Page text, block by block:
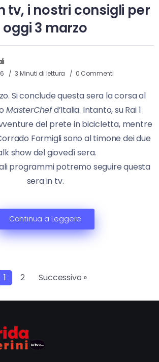
tv, i nostri consigli per
oggi 3 marzo
3 Minuti di lettura 0 Commenti
Si conclude questa sera la corsa al
MasterChefd’Italia. Intanto, su Rai 1
del prete in bicicletta, mentre
Formigli sono al timone dei due
show del giovedì sera.
programmi potremo seguire questa
sera in tv.
Continua a Leggere
1 2 Successivo »